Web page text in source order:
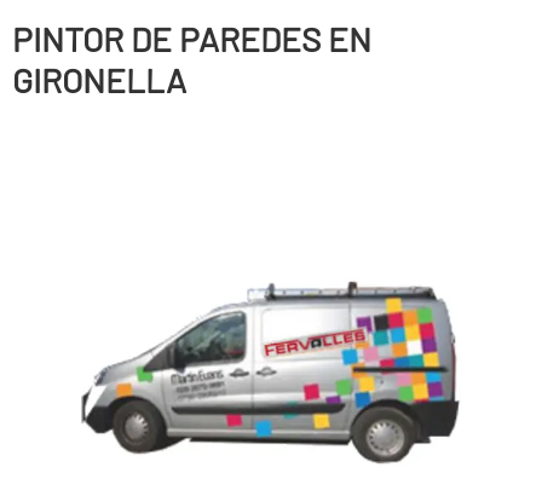
PINTOR DE PAREDES EN
GIRONELLA